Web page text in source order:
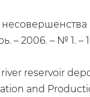
– 2006. – № 1. –
reservoir
and